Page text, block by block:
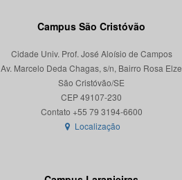
Campus São Cristóvão
Cidade Univ. Prof. José Aloísio de Campos
Av. Marcelo Deda Chagas, s/n, Bairro Rosa Elze
São Cristóvão/SE
CEP 49107-230
Localização